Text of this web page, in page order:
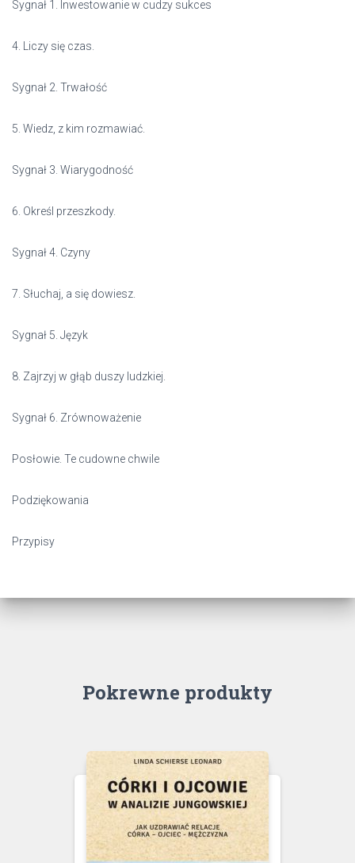
Sygnał 1. Inwestowanie w cudzy sukces
4. Liczy się czas.
Sygnał 2. Trwałość
5. Wiedz, z kim rozmawiać.
Sygnał 3. Wiarygodność
6. Określ przeszkody.
Sygnał 4. Czyny
7. Słuchaj, a się dowiesz.
Sygnał 5. Język
8. Zajrzyj w głąb duszy ludzkiej.
Sygnał 6. Zrównoważenie
Posłowie. Te cudowne chwile
Podziękowania
Przypisy
Pokrewne produkty